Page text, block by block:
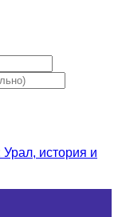
история и